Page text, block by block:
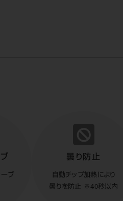
ブ
曇り防止
自動チップ加熱により
曇りを防止
※40秒以内